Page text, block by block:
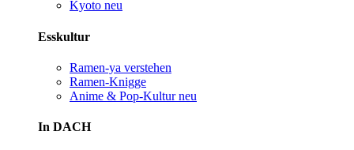
Kyoto neu
Esskultur
Ramen-ya verstehen
Ramen-Knigge
Anime & Pop-Kultur neu
In DACH